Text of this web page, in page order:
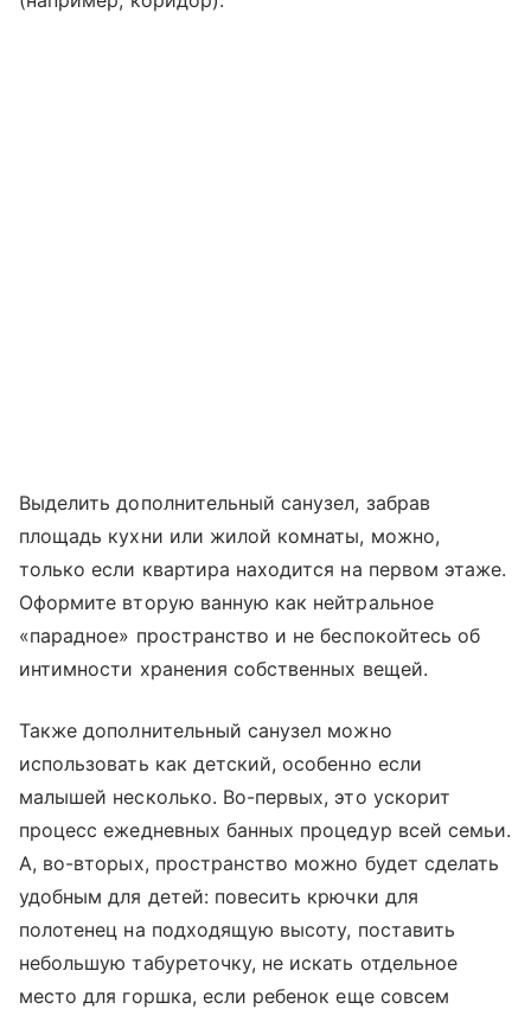
Выделить дополнительный санузел, забрав
площадь кухни или жилой комнаты, можно,
только если квартира находится на первом этаже.
Оформите вторую ванную как нейтральное
«парадное» пространство и не беспокойтесь об
интимности хранения собственных вещей.
Также дополнительный санузел можно
использовать как детский, особенно если
малышей несколько. Во-первых, это ускорит
процесс ежедневных банных процедур всей семьи.
А, во-вторых, пространство можно будет сделать
удобным для детей: повесить крючки для
полотенец на подходящую высоту, поставить
небольшую табуреточку, не искать отдельное
место для горшка, если ребенок еще совсем